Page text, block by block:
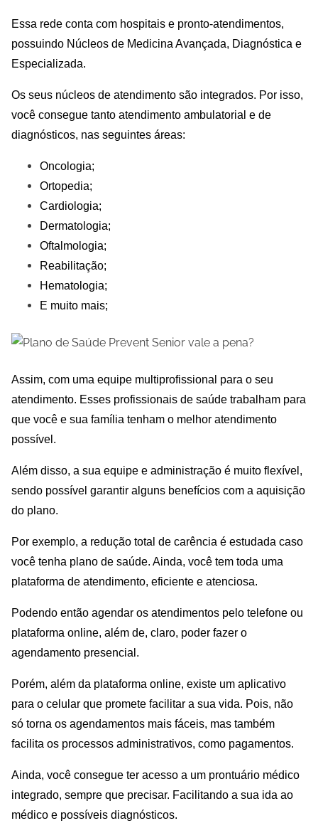
Essa rede conta com hospitais e pronto-atendimentos,
possuindo Núcleos de Medicina Avançada, Diagnóstica e
Especializada.
Os seus núcleos de atendimento são integrados. Por isso,
você consegue tanto atendimento ambulatorial e de
diagnósticos, nas seguintes áreas:
Oncologia;
Ortopedia;
Cardiologia;
Dermatologia;
Oftalmologia;
Reabilitação;
Hematologia;
E muito mais;
Assim, com uma equipe multiprofissional para o seu
atendimento. Esses profissionais de saúde trabalham para
que você e sua família tenham o melhor atendimento
possível.
Além disso, a sua equipe e administração é muito flexível,
sendo possível garantir alguns benefícios com a aquisição
do plano.
Por exemplo, a redução total de carência é estudada caso
você tenha plano de saúde. Ainda, você tem toda uma
plataforma de atendimento, eficiente e atenciosa.
Podendo então agendar os atendimentos pelo telefone ou
plataforma online, além de, claro, poder fazer o
agendamento presencial.
Porém, além da plataforma online, existe um aplicativo
para o celular que promete facilitar a sua vida. Pois, não
só torna os agendamentos mais fáceis, mas também
facilita os processos administrativos, como pagamentos.
Ainda, você consegue ter acesso a um prontuário médico
integrado, sempre que precisar. Facilitando a sua ida ao
médico e possíveis diagnósticos.